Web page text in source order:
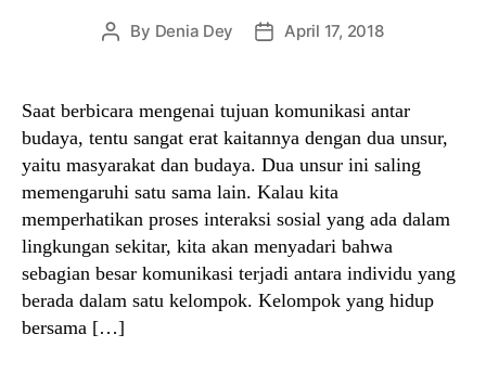
Post
By Denia Dey
PostApril 17, 2018
Saat berbicara mengenai tujuan komunikasi antar
budaya, tentu sangat erat kaitannya dengan dua unsur,
yaitu masyarakat dan budaya. Dua unsur ini saling
memengaruhi satu sama lain. Kalau kita
memperhatikan proses interaksi sosial yang ada dalam
lingkungan sekitar, kita akan menyadari bahwa
sebagian besar komunikasi terjadi antara individu yang
berada dalam satu kelompok. Kelompok yang hidup
bersama […]